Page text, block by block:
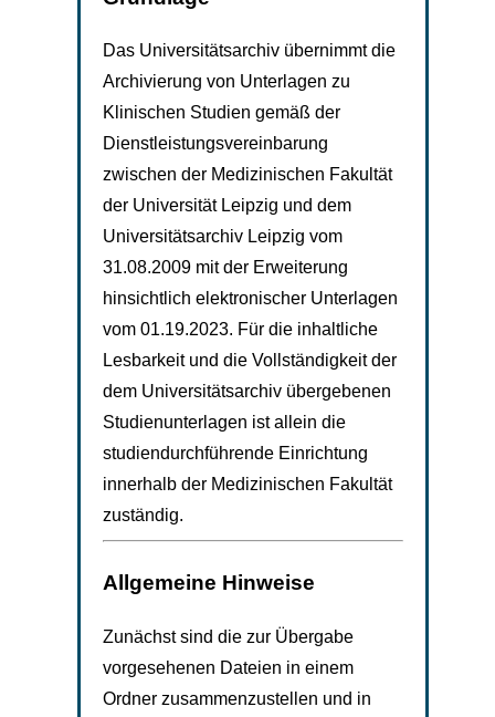
Das Universitätsarchiv übernimmt die
Archivierung von Unterlagen zu
Klinischen Studien gemäß der
Dienstleistungsvereinbarung
zwischen der Medizinischen Fakultät
der Universität Leipzig und dem
Universitätsarchiv Leipzig vom
31.08.2009 mit der Erweiterung
hinsichtlich elektronischer Unterlagen
vom 01.19.2023. Für die inhaltliche
Lesbarkeit und die Vollständigkeit der
dem Universitätsarchiv übergebenen
Studienunterlagen ist allein die
studiendurchführende Einrichtung
innerhalb der Medizinischen Fakultät
zuständig.
Allgemeine Hinweise
Zunächst sind die zur Übergabe
vorgesehenen Dateien in einem
Ordner zusammenzustellen und in